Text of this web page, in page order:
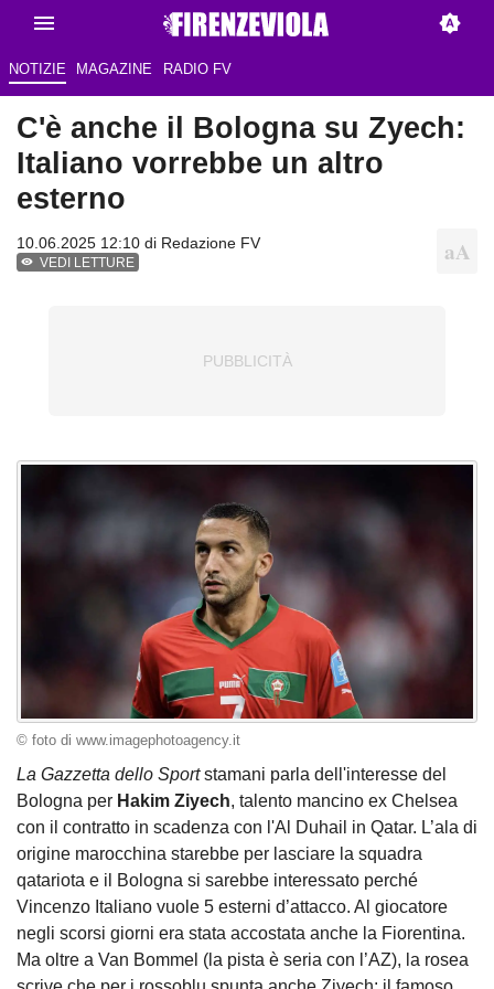
NOTIZIE MAGAZINE RADIO FV
C'è anche il Bologna su Zyech:
Italiano vorrebbe un altro
esterno
10.06.2025 12:10 di Redazione FV
VEDI LETTURE
© foto di www.imagephotoagency.it
La Gazzetta dello Sportstamani parla dell'interesse del
Bologna per Hakim Ziyech, talento mancino ex Chelsea
con il contratto in scadenza con l'Al Duhail in Qatar. L’ala di
origine marocchina starebbe per lasciare la squadra
qatariota e il Bologna si sarebbe interessato perché
Vincenzo Italiano vuole 5 esterni d’attacco. Al giocatore
negli scorsi giorni era stata accostata anche la Fiorentina.
Ma oltre a Van Bommel (la pista è seria con l’AZ), la rosea